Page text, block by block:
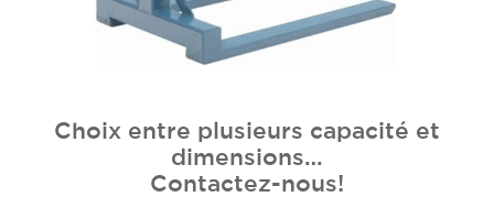
Choix entre plusieurs capacité et
dimensions…
Contactez-nous!